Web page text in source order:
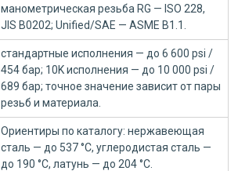
манометрическая резьба RG — ISO 228,
JIS B0202; Unified/SAE — ASME B1.1.
стандартные исполнения — до 6 600 psi /
454 бар; 10K исполнения — до 10 000 psi /
689 бар; точное значение зависит от пары
резьб и материала.
Ориентиры по каталогу: нержавеющая
сталь — до 537 °C, углеродистая сталь —
до 190 °C, латунь — до 204 °C.